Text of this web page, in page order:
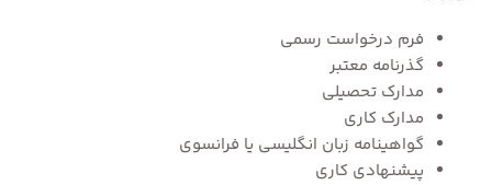
فرم درخواست رسمی
گذرنامه معتبر
مدارک تحصیلی
مدارک کاری
گواهینامه زبان انگلیسی یا فرانسوی
پیشنهادی کاری